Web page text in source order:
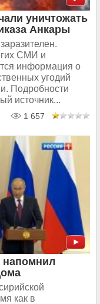
уничтожать
Анкары
СМИ и
информация о
угодий
Подробности
источник...
1 657
напомнил
как в